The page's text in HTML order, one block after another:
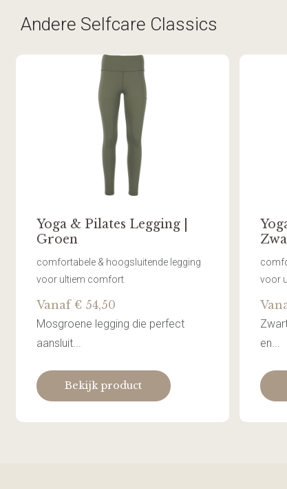
Andere Selfcare Classics
Yoga & Pilates Legging |
Groen
comfortabele & hoogsluitende legging
voor ultiem comfort
Vanaf € 54,50
Mosgroene legging die perfect
aansluit...
Bekijk product
voor
en...